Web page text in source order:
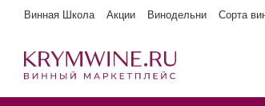
Винная Школа Акции Винодельни Сорта